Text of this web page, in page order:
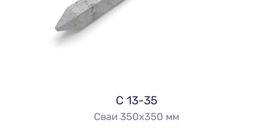
С 13-35
Сваи 350х350 мм